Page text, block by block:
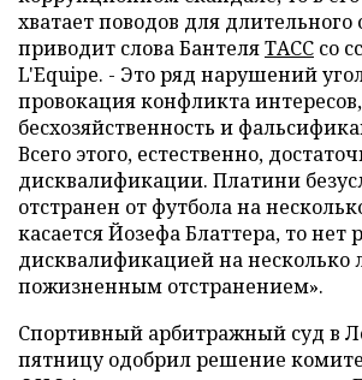
хватает поводов для длительного
приводит слова БантеляТАСС со
L'Equipe. - Это ряд нарушений
провокация конфликта интересов,
бесхозяйственность и
Всего этого, естественно,
дисквалификации. Платини
отстранен от футбола на
касается Йозефа Блаттера, то
дисквалификацией на несколько
пожизненным отстранением».
Спортивный арбитражный суд в
пятницу одобрил решение